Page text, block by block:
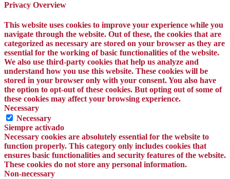
Privacy Overview
This website uses cookies to improve your experience while you
navigate through the website. Out of these, the cookies that are
categorized as necessary are stored on your browser as they are
essential for the working of basic functionalities of the website.
We also use third-party cookies that help us analyze and
understand how you use this website. These cookies will be
stored in your browser only with your consent. You also have
the option to opt-out of these cookies. But opting out of some of
these cookies may affect your browsing experience.
Necessary
Necessary
Siempre activado
Necessary cookies are absolutely essential for the website to
function properly. This category only includes cookies that
ensures basic functionalities and security features of the website.
These cookies do not store any personal information.
Non-necessary